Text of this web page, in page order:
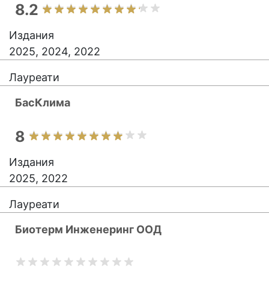
8.2
Издания
2025, 2024, 2022
Лауреати
БасКлима
8
Издания
2025, 2022
Лауреати
Биотерм Инженеринг ООД